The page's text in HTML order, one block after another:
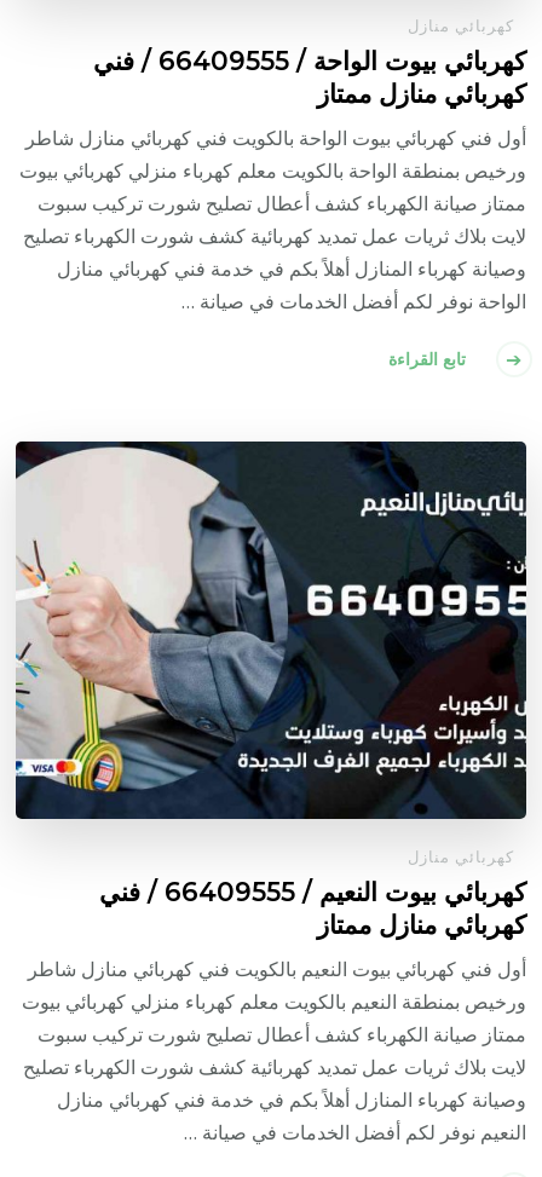
كهربائي منازل
كهربائي بيوت الواحة / 66409555 / فني
كهربائي منازل ممتاز
أول فني كهربائي بيوت الواحة بالكويت فني كهربائي منازل شاطر
ورخيص بمنطقة الواحة بالكويت معلم كهرباء منزلي كهربائي بيوت
ممتاز صيانة الكهرباء كشف أعطال تصليح شورت تركيب سبوت
لايت بلاك ثريات عمل تمديد كهربائية كشف شورت الكهرباء تصليح
وصيانة كهرباء المنازل أهلاً بكم في خدمة فني كهربائي منازل
الواحة نوفر لكم أفضل الخدمات في صيانة …
تابع القراءة
كهربائي منازل
كهربائي بيوت النعيم / 66409555 / فني
كهربائي منازل ممتاز
أول فني كهربائي بيوت النعيم بالكويت فني كهربائي منازل شاطر
ورخيص بمنطقة النعيم بالكويت معلم كهرباء منزلي كهربائي بيوت
ممتاز صيانة الكهرباء كشف أعطال تصليح شورت تركيب سبوت
لايت بلاك ثريات عمل تمديد كهربائية كشف شورت الكهرباء تصليح
وصيانة كهرباء المنازل أهلاً بكم في خدمة فني كهربائي منازل
النعيم نوفر لكم أفضل الخدمات في صيانة …